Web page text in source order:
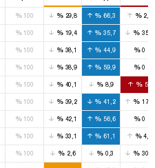
%100 %29,8 % 66,3 %2,1
%100 %19,4 % 35,7 % 35,5
%100 %38,1 % 44,9 %0
%100 %38,9 % 59,9 %0
%100 %40,1 %8,9 %50
%100 %39,2 % 41,2 % 17,2
%100 %42,1 % 56,6 %0
%100 %33,1 % 61,1 %4,5
%100 % 2,6 %0,3 % 30,5